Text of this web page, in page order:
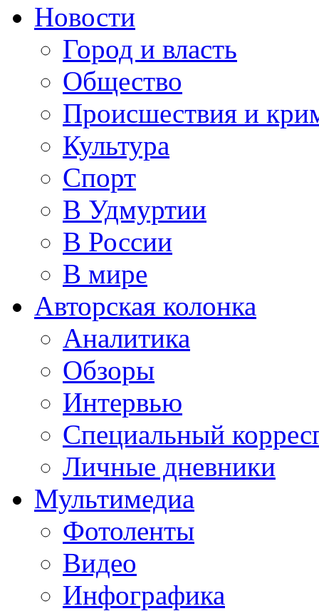
Новости
Город и власть
Общество
Происшествия и
Культура
Спорт
В Удмуртии
В России
В мире
Авторская колонка
Аналитика
Обзоры
Интервью
Специальный
Личные дневники
Мультимедиа
Фотоленты
Видео
Инфографика